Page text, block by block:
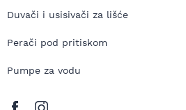
Duvači i usisivači za lišće
Perači pod pritiskom
Pumpe za vodu